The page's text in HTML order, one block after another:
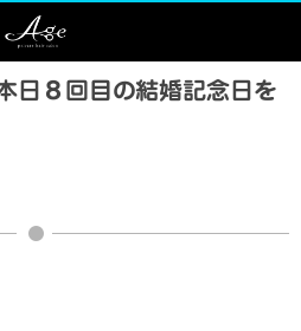
日８回目の結婚記念日を